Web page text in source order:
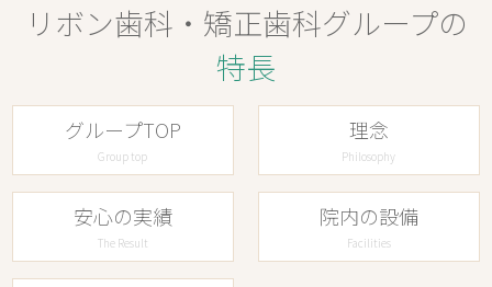
リボン歯科・矯正歯科グループの
特長
グループTOP
Group top
理念
Philosophy
安心の実績
The Result
院内の設備
Facilities